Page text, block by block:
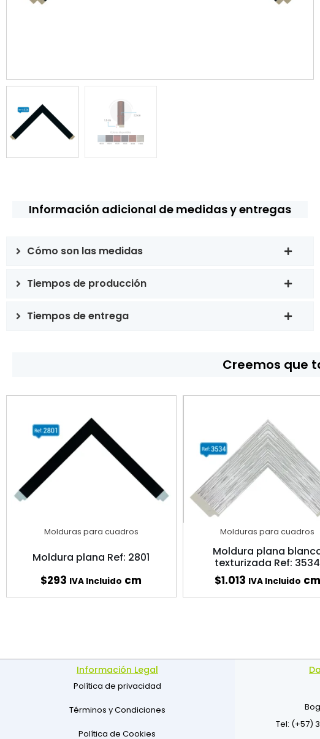
Información adicional de medidas y entregas
Cómo son las medidas
Tiempos de producción
Tiempos de entrega
Creemos que
Molduras para cuadros
Moldura plana Ref: 2801
$293 IVA Incluido cm
Molduras para cuadros
Moldura plana
texturizada Ref: 3534
$1.013 IVA Incluido cm
Información Legal
Política de privacidad
Términos y Condiciones
Política de Cookies
Tel: (+57)